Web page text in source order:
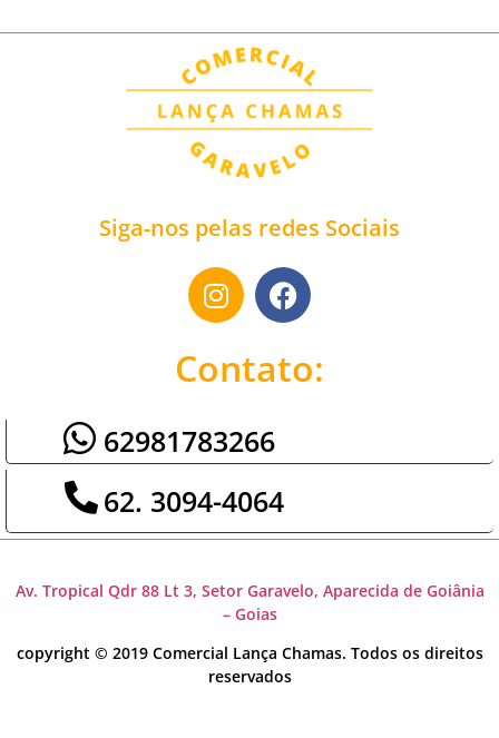
Siga-nos pelas redes Sociais
Contato:
62981783266
62. 3094-4064
Av. Tropical Qdr 88 Lt 3, Setor Garavelo, Aparecida de Goiânia
– Goias
copyright © 2019 Comercial Lança Chamas. Todos os direitos
reservados